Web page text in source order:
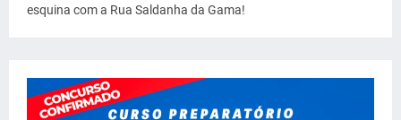
esquina com a Rua Saldanha da Gama!